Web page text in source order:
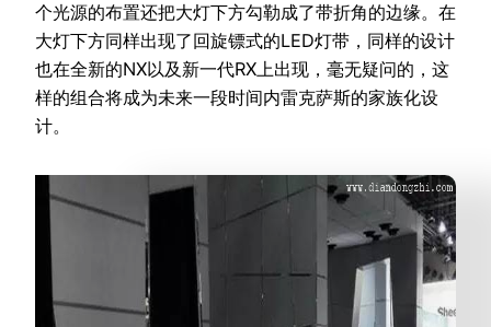
个光源的布置还把大灯下方勾勒成了带折角的边缘。在
大灯下方同样出现了回旋镖式的LED灯带，同样的设计
也在全新的NX以及新一代RX上出现，毫无疑问的，这
样的组合将成为未来一段时间内雷克萨斯的家族化设
计。